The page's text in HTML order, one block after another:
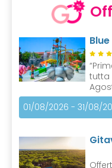
tutta
01/08/2026 - 31/08/